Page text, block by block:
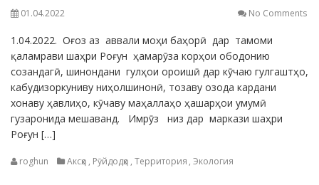
01.04.2022 No Comments
1.04.2022. Оғоз аз аввали моҳи баҳорӣ дар тамоми
қаламрави шаҳри Роғун ҳамарӯза корҳои ободонию
созандагӣ, шинондани гулҳои ороишӣ дар кӯчаю гулгаштҳо,
кабудизоркуниву ниҳолшинонӣ, тозаву озода кардани
хонаву ҳавлиҳо, кӯчаву маҳаллаҳо ҳашарҳои умумӣ
гузаронида мешаванд. Имрӯз низ дар маркази шаҳри
Роғун […]
roghun Аксҳо , Рӯйдодҳо , Территория , Экология